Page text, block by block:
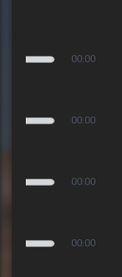
00:00
00:00
00:00
00:00